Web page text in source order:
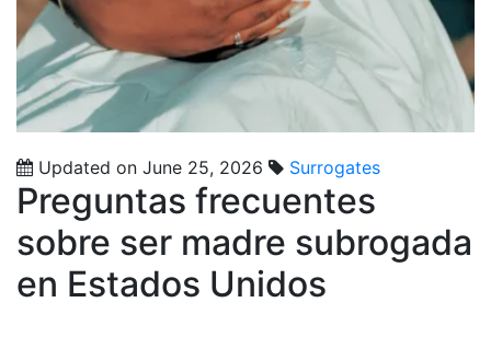
Updated on June 25, 2026 Surrogates
Preguntas frecuentes
sobre ser madre subrogada
en Estados Unidos